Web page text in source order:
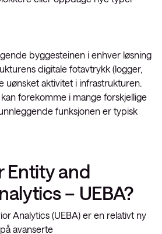
byggesteinen i enhver løsning
digitale fotavtrykk (logger,
uønsket aktivitet i infrastrukturen.
forekomme i mange forskjellige
funksjonen er typisk
Entity and
– UEBA?
Analytics (UEBA) er en relativt ny
avanserte